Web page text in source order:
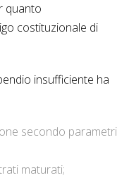
quanto
costituzionale di
insufficiente ha
secondo parametri
maturati;